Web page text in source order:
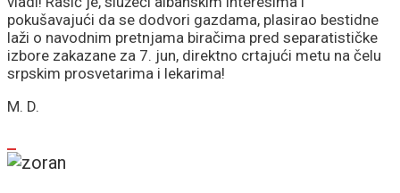
pokušavajući da se dodvori gazdama, plasirao bestidne
laži o navodnim pretnjama biračima pred separatističke
izbore zakazane za 7. jun, direktno crtajući metu na čelu
srpskim prosvetarima i lekarima!
M. D.